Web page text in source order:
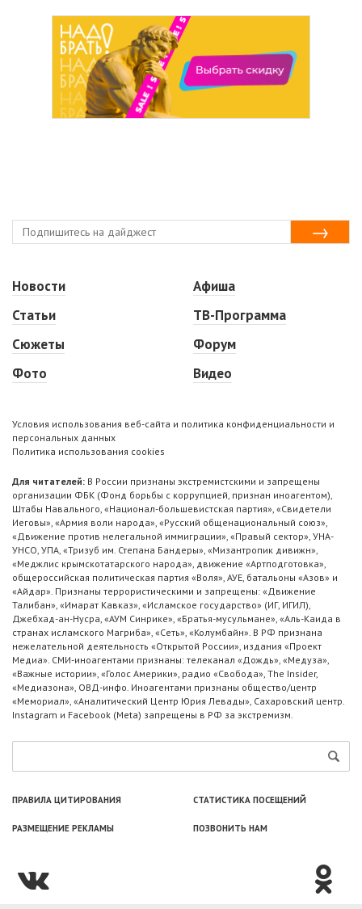
Новости
Статьи
Сюжеты
Фото
Афиша
ТВ-Программа
Форум
Видео
Условия использования веб-сайта и политика конфиденциальности и
персональных данных
Политика использования cookies
Для читателей: В России признаны экстремистскими и запрещены
организации ФБК (Фонд борьбы с коррупцией, признан иноагентом),
Штабы Навального, «Национал-большевистская партия», «Свидетели
Иеговы», «Армия воли народа», «Русский общенациональный союз»,
«Движение против нелегальной иммиграции», «Правый сектор», УНА-
УНСО, УПА, «Тризуб им. Степана Бандеры», «Мизантропик дивижн»,
«Меджлис крымскотатарского народа», движение «Артподготовка»,
общероссийская политическая партия «Воля», АУЕ, батальоны «Азов» и
«Айдар». Признаны террористическими и запрещены: «Движение
Талибан», «Имарат Кавказ», «Исламское государство» (ИГ, ИГИЛ),
Джебхад-ан-Нусра, «АУМ Синрике», «Братья-мусульмане», «Аль-Каида в
странах исламского Магриба», «Сеть», «Колумбайн». В РФ признана
нежелательной деятельность «Открытой России», издания «Проект
Медиа». СМИ-иноагентами признаны: телеканал «Дождь», «Медуза»,
«Важные истории», «Голос Америки», радио «Свобода», The Insider,
«Медиазона», ОВД-инфо. Иноагентами признаны общество/центр
«Мемориал», «Аналитический Центр Юрия Левады», Сахаровский центр.
Instagram и Facebook (Metа) запрещены в РФ за экстремизм.
ПРАВИЛА ЦИТИРОВАНИЯ СТАТИСТИКА ПОСЕЩЕНИЙ
РАЗМЕЩЕНИЕ РЕКЛАМЫ ПОЗВОНИТЬ НАМ